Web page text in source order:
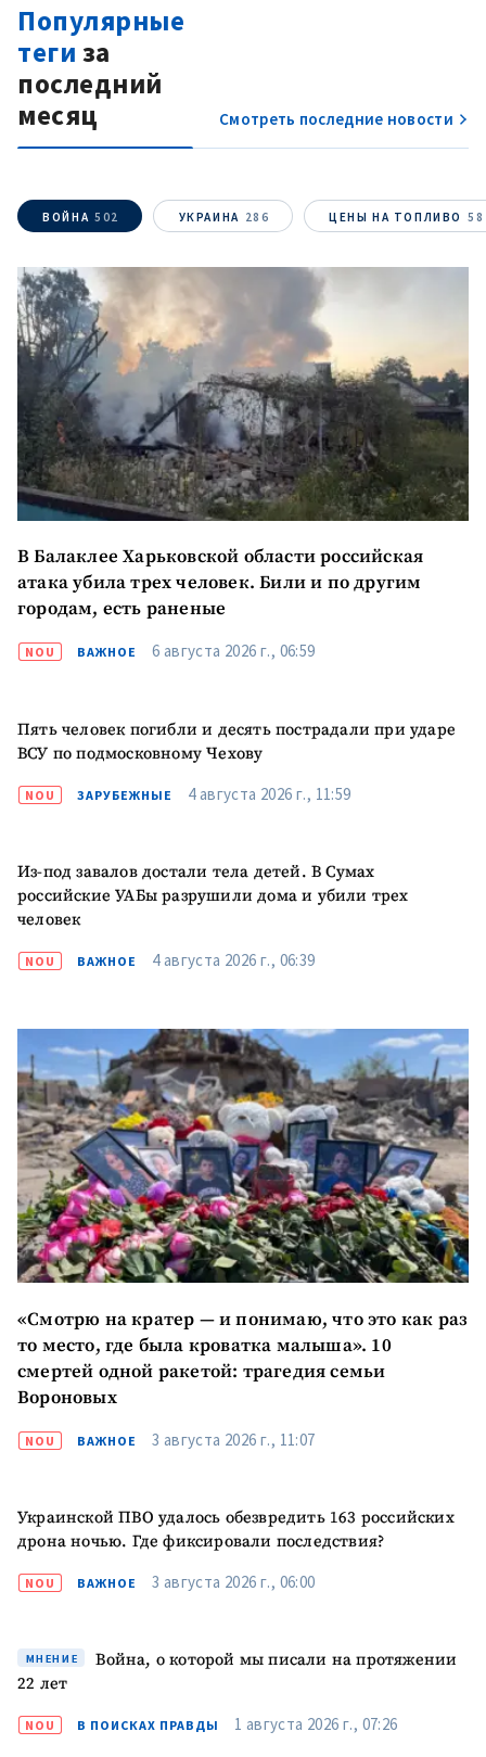
în Română in English
Популярные
теги за
последний
месяц
Смотреть последние новости
ВОЙНА 502 УКРАИНА 286 ЦЕНЫ НА ТОПЛИВО 58
В Балаклее Харьковской области российская
атака убила трех человек. Били и по другим
городам, есть раненые
NOU ВАЖНОЕ 6 августа 2026 г., 06:59
Пять человек погибли и десять пострадали при ударе
ВСУ по подмосковному Чехову
NOU ЗАРУБЕЖНЫЕ 4 августа 2026 г., 11:59
Из-под завалов достали тела детей. В Сумах
российские УАБы разрушили дома и убили трех
человек
NOU ВАЖНОЕ 4 августа 2026 г., 06:39
«Смотрю на кратер — и понимаю, что это как раз
то место, где была кроватка малыша». 10
смертей одной ракетой: трагедия семьи
Вороновых
NOU ВАЖНОЕ 3 августа 2026 г., 11:07
Украинской ПВО удалось обезвредить 163 российских
дрона ночью. Где фиксировали последствия?
NOU ВАЖНОЕ 3 августа 2026 г., 06:00
МНЕНИЕ
Война, о которой мы писали на протяжении
22 лет
NOU В ПОИСКАХ ПРАВДЫ 1 августа 2026 г., 07:26
заголовок
+ Загрузить
изображение
Текст новости
+ Добавить текст